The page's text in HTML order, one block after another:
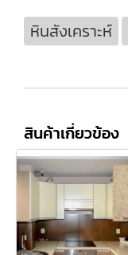
หินสังเคราะห์
สินค้าเกี่ยวข้อง